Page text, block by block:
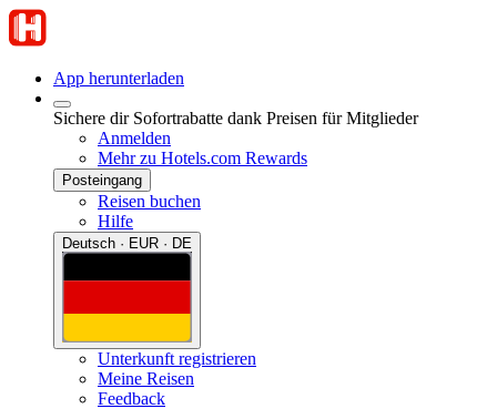
App herunterladen
Sichere dir Sofortrabatte dank Preisen für Mitglieder
Anmelden
Mehr zu Hotels.com Rewards
Posteingang
Reisen buchen
Hilfe
Deutsch · EUR · DE
Unterkunft registrieren
Meine Reisen
Feedback